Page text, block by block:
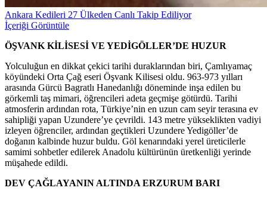
Ankara Kedileri 27 Ülkeden Canlı Takip Ediliyor
İçeriği Görüntüle
ÖŞVANK KİLİSESİ VE YEDİGÖLLER’DE HUZUR
Yolculuğun en dikkat çekici tarihi duraklarından biri, Çamlıyamaç
köyündeki Orta Çağ eseri Öşvank Kilisesi oldu. 963-973 yılları
arasında Gürcü Bagratlı Hanedanlığı döneminde inşa edilen bu
görkemli taş mimari, öğrencileri adeta geçmişe götürdü. Tarihi
atmosferin ardından rota, Türkiye’nin en uzun cam seyir terasına ev
sahipliği yapan Uzundere’ye çevrildi. 143 metre yükseklikten vadiyi
izleyen öğrenciler, ardından geçtikleri Uzundere Yedigöller’de
doğanın kalbinde huzur buldu. Göl kenarındaki yerel üreticilerle
samimi sohbetler edilerek Anadolu kültürünün üretkenliği yerinde
müşahede edildi.
DEV ÇAĞLAYANIN ALTINDA ERZURUM BARI